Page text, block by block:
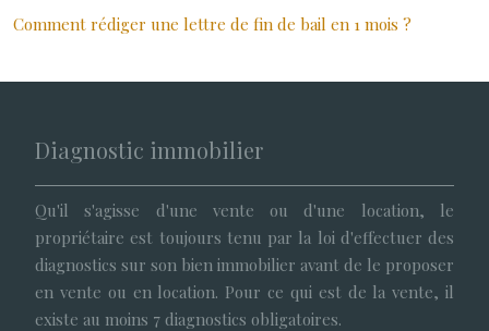
Comment rédiger une lettre de fin de bail en 1 mois ?
Diagnostic immobilier
Qu'il s'agisse d'une vente ou d'une location, le
propriétaire est toujours tenu par la loi d'effectuer des
diagnostics sur son bien immobilier avant de le proposer
en vente ou en location. Pour ce qui est de la vente, il
existe au moins 7 diagnostics obligatoires.